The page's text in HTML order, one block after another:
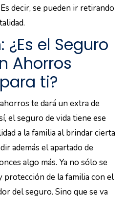
decir, se pueden ir retirando
el Seguro
Ahorros
ti?
te dará un extra de
el seguro de vida tiene ese
a la familia al brindar cierta
además el apartado de
algo más. Ya no sólo se
protección de la familia con el
del seguro. Sino que se va